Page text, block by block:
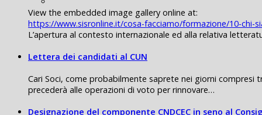
View the embedded image gallery online at:
https://www.sisronline.it/cosa-facciamo/formazione/10-chi-
L’apertura al contesto internazionale ed alla relativa
Lettera dei candidati al CUN
Cari Soci, come probabilmente saprete nei giorni compresi
precederà alle operazioni di voto per rinnovare…
Designazione del componente CNDCEC in seno al